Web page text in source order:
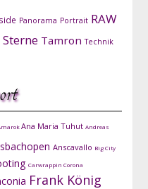
Panorama Portrait RAW
Sterne Tamron Technik
Ana Maria Tuhut Andreas
Anscavallo Big City
Carwrappin Corona
Frank König